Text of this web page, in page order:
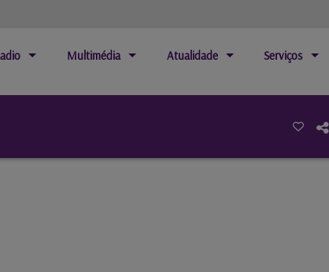
Multimédia Atualidade Serviços